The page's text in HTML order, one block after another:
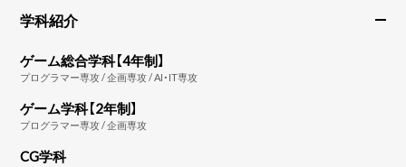
学科紹介
ゲーム総合学科【4年制】
プログラマー専攻 / 企画専攻 / AI・IT専攻
ゲーム学科【2年制】
プログラマー専攻 / 企画専攻
CG学科